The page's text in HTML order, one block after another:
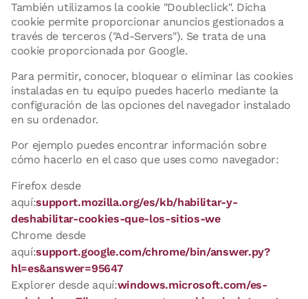
También utilizamos la cookie "Doubleclick". Dicha
cookie permite proporcionar anuncios gestionados a
través de terceros ("Ad-Servers"). Se trata de una
cookie proporcionada por Google.
Para permitir, conocer, bloquear o eliminar las cookies
instaladas en tu equipo puedes hacerlo mediante la
configuración de las opciones del navegador instalado
en su ordenador.
Por ejemplo puedes encontrar información sobre
cómo hacerlo en el caso que uses como navegador:
Firefox desde
aquí:support.mozilla.org/es/kb/habilitar-y-
deshabilitar-cookies-que-los-sitios-we
Chrome desde
aquí:support.google.com/chrome/bin/answer.py?
hl=es&answer=95647
Explorer desde aquí:windows.microsoft.com/es-